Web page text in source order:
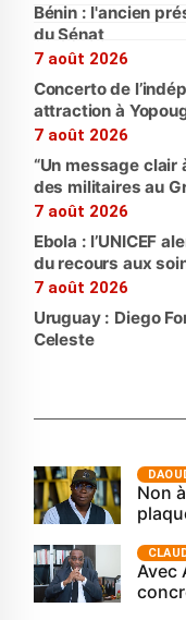
Bénin : l'ancien
du Sénat
7 août 2026
Concerto de
attraction à
7 août 2026
“Un message clair
des militaires au
7 août 2026
Ebola : l’UNICEF
du recours aux
7 août 2026
Uruguay : Diego
Celeste
Non
Avec